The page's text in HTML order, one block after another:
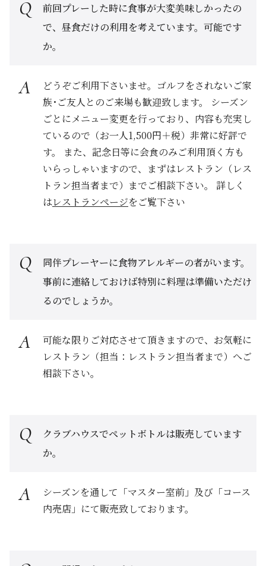
前回プレーした時に食事が大変美味しかったの
で、昼食だけの利用を考えています。可能です
か。
どうぞご利用下さいませ。ゴルフをされないご家
族･ご友人とのご来場も歓迎致します。 シーズン
ごとにメニュー変更を行っており、内容も充実し
ているので（お一人1,500円＋税）非常に好評で
す。 また、記念日等に会食のみご利用頂く方も
いらっしゃいますので、まずはレストラン（レス
トラン担当者まで）までご相談下さい。 詳しく
はレストランページをご覧下さい
同伴プレーヤーに食物アレルギーの者がいます。
事前に連絡しておけば特別に料理は準備いただけ
るのでしょうか。
可能な限りご対応させて頂きますので、お気軽に
レストラン（担当：レストラン担当者まで）へご
相談下さい。
クラブハウスでペットボトルは販売しています
か。
シーズンを通して「マスター室前」及び「コース
内売店」にて販売致しております。